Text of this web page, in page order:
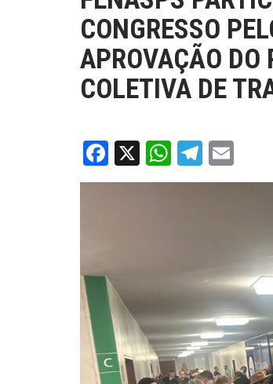
CONGRESSO
APROVAÇÃO
COLETIVA DE
Facebook
X WhatsApp